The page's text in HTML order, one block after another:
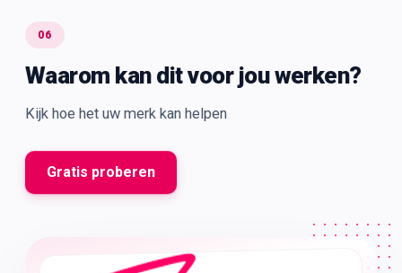
06
Waarom kan dit voor jou werken?
Kijk hoe het uw merk kan helpen
Gratis proberen